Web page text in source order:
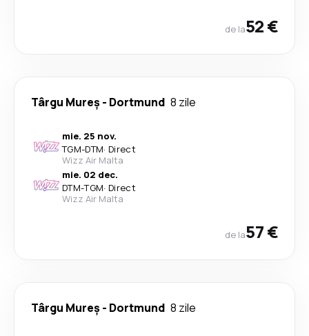
de la52 €
Târgu Mureș - Dortmund 8 zile
mie. 25 nov.
TGM-DTM· Direct
Wizz Air Malta
mie. 02 dec.
DTM-TGM· Direct
Wizz Air Malta
de la57 €
Târgu Mureș - Dortmund 8 zile